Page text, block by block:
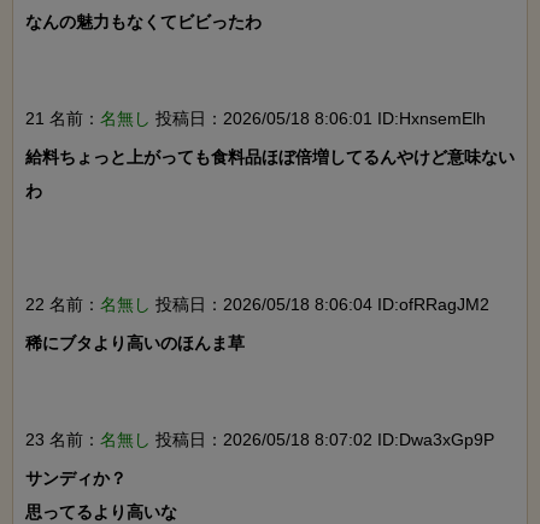
なんの魅力もなくてビビったわ
21 名前： 名無し 投稿日：2026/05/18 8:06:01 ID:HxnsemElh
給料ちょっと上がっても食料品ほぼ倍増してるんやけど意味ない
わ
22 名前： 名無し 投稿日：2026/05/18 8:06:04 ID:ofRRagJM2
稀にブタより高いのほんま草
23 名前： 名無し 投稿日：2026/05/18 8:07:02 ID:Dwa3xGp9P
サンディか？
思ってるより高いな